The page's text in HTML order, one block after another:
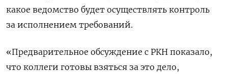
какое ведомство будет осуществлять контроль
за исполнением требований.
«Предварительное обсуждение с РКН показало,
что коллеги готовы взяться за это дело,